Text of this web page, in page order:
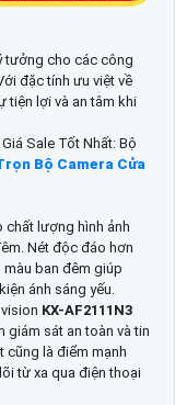
tưởng cho các công
đặc tính ưu việt về
tiện lợi và an tâm khi
Sale Tốt Nhất: Bộ
Bộ Camera Cửa
chất lượng hình ảnh
Nét độc đáo hơn
ban đêm giúp
ánh sáng yếu.
KX-AF2111N3
giám sát an toàn và tin
cũng là điểm mạnh
từ xa qua điện thoại